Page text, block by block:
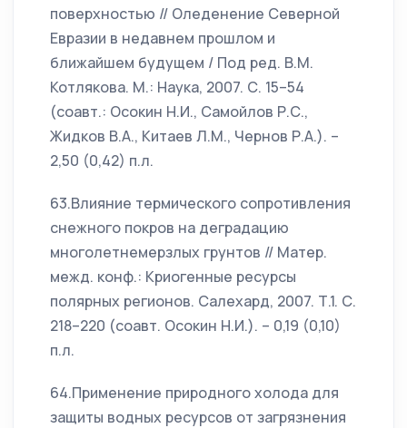
поверхностью // Оледенение Северной
Евразии в недавнем прошлом и
ближайшем будущем / Под ред. В.М.
Котлякова. М.: Наука, 2007. С. 15–54
(соавт.: Осокин Н.И., Самойлов Р.С.,
Жидков В.А., Китаев Л.М., Чернов Р.А.). –
2,50 (0,42) п.л.
63.Влияние термического сопротивления
снежного покров на деградацию
многолетнемерзлых грунтов // Матер.
межд. конф.: Криогенные ресурсы
полярных регионов. Салехард, 2007. Т.1. С.
218–220 (соавт. Осокин Н.И.). – 0,19 (0,10)
п.л.
64.Применение природного холода для
защиты водных ресурсов от загрязнения